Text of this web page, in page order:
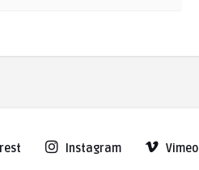
Instagram Vimeo